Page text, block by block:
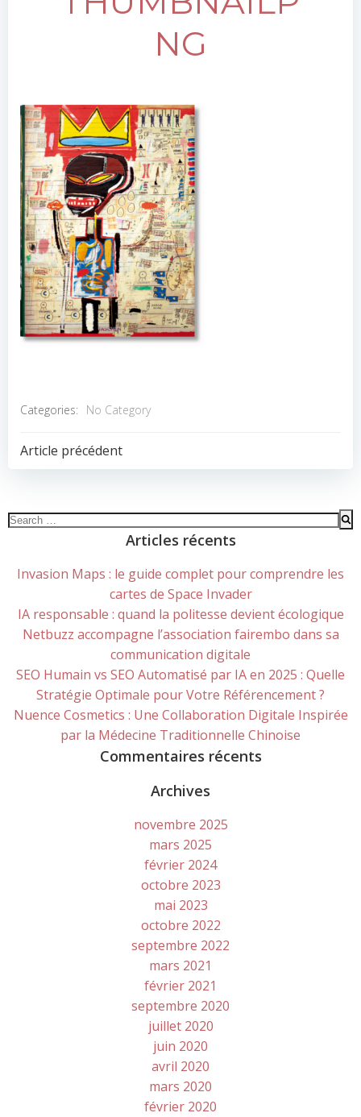
NG
Categories: No Category
POST
Article précédent
Search
Articles récents
Invasion Maps : le guide complet pour comprendre les
cartes de Space Invader
IA responsable : quand la politesse devient écologique
Netbuzz accompagne l’association fairembo dans sa
communication digitale
SEO Humain vs SEO Automatisé par IA en 2025 : Quelle
Stratégie Optimale pour Votre Référencement ?
Nuence Cosmetics : Une Collaboration Digitale Inspirée
par la Médecine Traditionnelle Chinoise
Commentaires récents
Archives
novembre 2025
mars 2025
février 2024
octobre 2023
mai 2023
octobre 2022
septembre 2022
mars 2021
février 2021
septembre 2020
juillet 2020
juin 2020
avril 2020
mars 2020
février 2020